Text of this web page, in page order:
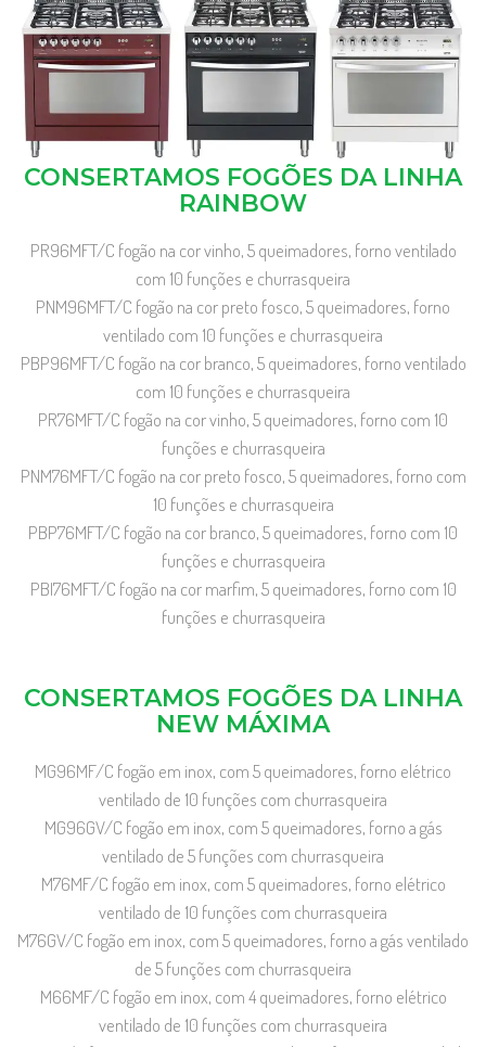
CONSERTAMOS FOGÕES DA LINHA
RAINBOW
PR96MFT/C fogão na cor vinho, 5 queimadores, forno ventilado
com 10 funções e churrasqueira
PNM96MFT/C fogão na cor preto fosco, 5 queimadores, forno
ventilado com 10 funções e churrasqueira
PBP96MFT/C fogão na cor branco, 5 queimadores, forno ventilado
com 10 funções e churrasqueira
PR76MFT/C fogão na cor vinho, 5 queimadores, forno com 10
funções e churrasqueira
PNM76MFT/C fogão na cor preto fosco, 5 queimadores, forno com
10 funções e churrasqueira
PBP76MFT/C fogão na cor branco, 5 queimadores, forno com 10
funções e churrasqueira
PBI76MFT/C fogão na cor marfim, 5 queimadores, forno com 10
funções e churrasqueira
CONSERTAMOS FOGÕES DA LINHA
NEW MÁXIMA
MG96MF/C fogão em inox, com 5 queimadores, forno elétrico
ventilado de 10 funções com churrasqueira
MG96GV/C fogão em inox, com 5 queimadores, forno a gás
ventilado de 5 funções com churrasqueira
M76MF/C fogão em inox, com 5 queimadores, forno elétrico
ventilado de 10 funções com churrasqueira
M76GV/C fogão em inox, com 5 queimadores, forno a gás ventilado
de 5 funções com churrasqueira
M66MF/C fogão em inox, com 4 queimadores, forno elétrico
ventilado de 10 funções com churrasqueira